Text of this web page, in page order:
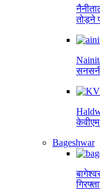
तोड़ने
Bageshwar